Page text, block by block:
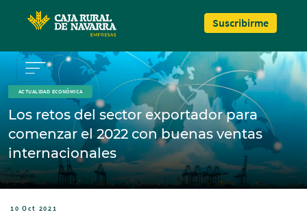
Suscribirme
ACTUALIDAD ECONÓMICA
Los retos del sector exportador para
comenzar el 2022 con buenas ventas
internacionales
10 Oct 2021